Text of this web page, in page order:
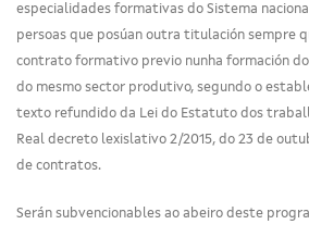
especialidades formativas do Sistema
persoas que posúan outra titulación sempre
contrato formativo previo nunha formación
do mesmo sector produtivo, segundo o
texto refundido da Lei do Estatuto dos
Real decreto lexislativo 2/2015, do 23 de
de contratos.
Serán subvencionables ao abeiro deste